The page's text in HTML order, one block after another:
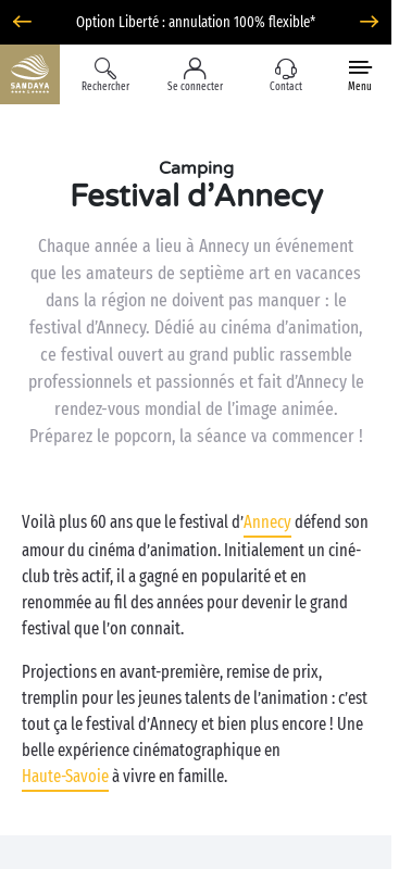
Option Liberté : annulation 100% flexible*
Rechercher Se connecter Contact Menu
Camping
Festival d’Annecy
Chaque année a lieu à Annecy un événement
que les amateurs de septième art en vacances
dans la région ne doivent pas manquer : le
festival d’Annecy. Dédié au cinéma d’animation,
ce festival ouvert au grand public rassemble
professionnels et passionnés et fait d’Annecy le
rendez-vous mondial de l’image animée.
Préparez le popcorn, la séance va commencer !
Voilà plus 60 ans que le festival d’Annecydéfend son
amour du cinéma d’animation. Initialement un ciné-
club très actif, il a gagné en popularité et en
renommée au fil des années pour devenir le grand
festival que l’on connait.
Projections en avant-première, remise de prix,
tremplin pour les jeunes talents de l’animation : c’est
tout ça le festival d’Annecy et bien plus encore ! Une
belle expérience cinématographique en
Haute-Savoieà vivre en famille.